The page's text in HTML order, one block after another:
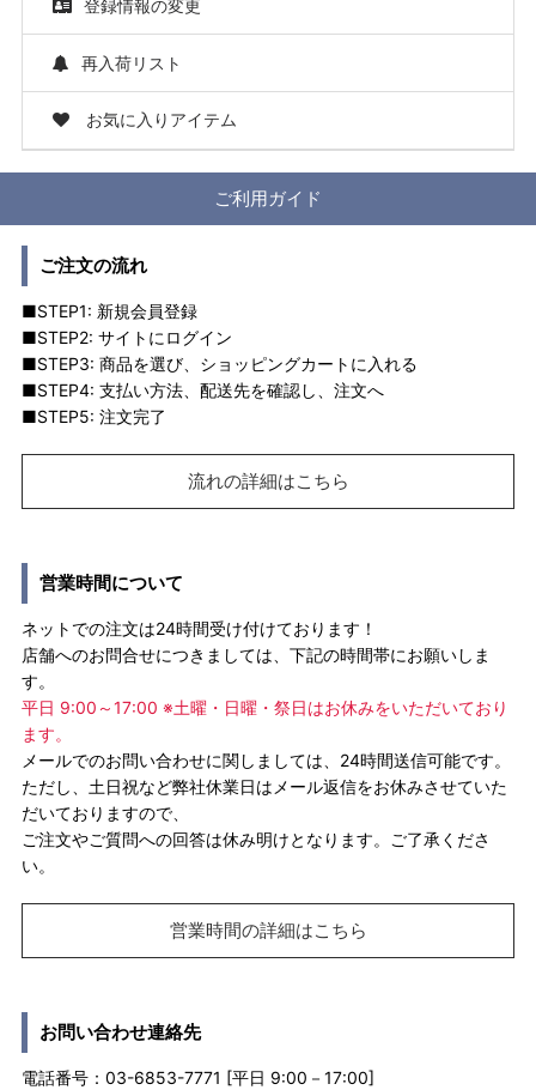
登録情報の変更
再入荷リスト
お気に入りアイテム
ご利用ガイド
ご注文の流れ
■STEP1: 新規会員登録
■STEP2: サイトにログイン
■STEP3: 商品を選び、ショッピングカートに入れる
■STEP4: 支払い方法、配送先を確認し、注文へ
■STEP5: 注文完了
流れの詳細はこちら
営業時間について
ネットでの注文は24時間受け付けております！
店舗へのお問合せにつきましては、下記の時間帯にお願いしま
す。
平日 9:00～17:00 ※土曜・日曜・祭日はお休みをいただいており
ます。
メールでのお問い合わせに関しましては、24時間送信可能です。
ただし、土日祝など弊社休業日はメール返信をお休みさせていた
だいておりますので、
ご注文やご質問への回答は休み明けとなります。ご了承くださ
い。
営業時間の詳細はこちら
お問い合わせ連絡先
電話番号：03-6853-7771 [平日 9:00－17:00]